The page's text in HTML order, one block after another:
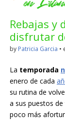
en
Blog dedicado
Irlanda!
Rebajas y
disfrutar
by Patricia Garcia •
La temporada
enero de cada
su rutina de
a sus puestos
poco más